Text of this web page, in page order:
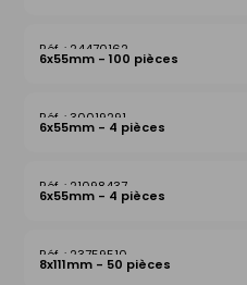
24470162
6x55mm - 100 pièces
30019291
6x55mm - 4 pièces
21098437
6x55mm - 4 pièces
23759510
8x111mm - 50 pièces